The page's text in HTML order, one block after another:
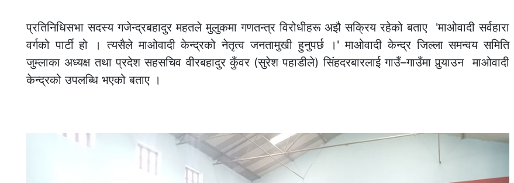
प्रतिनिधिसभा सदस्य गजेन्द्रबहादुर महतले मुलुकमा गणतन्त्र विरोधीहरू अझै सक्रिय रहेको बताए 'माओवादी सर्वहारा
वर्गको पार्टी हो । त्यसैले माओवादी केन्द्रको नेतृत्व जनतामुखी हुनुपर्छ ।' माओवादी केन्द्र जिल्ला समन्वय समिति
जुम्लाका अध्यक्ष तथा प्रदेश सहसचिव वीरबहादुर कुँवर (सुरेश पहाडीले) सिंहदरबारलाई गाउँ–गाउँमा पुर्‍याउन माओवादी
केन्द्रको उपलब्धि भएको बताए ।